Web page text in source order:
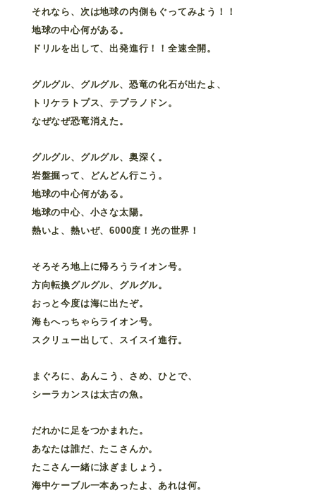
それなら、次は地球の内側もぐってみよう！！
地球の中心何がある。
ドリルを出して、出発進行！！全速全開。
グルグル、グルグル、恐竜の化石が出たよ、
トリケラトプス、テプラノドン。
なぜなぜ恐竜消えた。
グルグル、グルグル、奥深く。
岩盤掘って、どんどん行こう。
地球の中心何がある。
地球の中心、小さな太陽。
熱いよ、熱いぜ、6000度！光の世界！
そろそろ地上に帰ろうライオン号。
方向転換グルグル、グルグル。
おっと今度は海に出たぞ。
海もへっちゃらライオン号。
スクリュー出して、スイスイ進行。
まぐろに、あんこう、さめ、ひとで、
シーラカンスは太古の魚。
だれかに足をつかまれた。
あなたは誰だ、たこさんか。
たこさん一緒に泳ぎましょう。
海中ケーブル一本あったよ、あれは何。